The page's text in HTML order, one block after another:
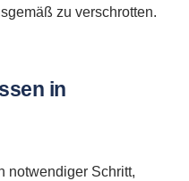
zu verschrotten.
in
notwendiger Schritt,